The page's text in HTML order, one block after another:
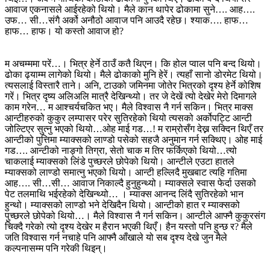
आवाज एकनासले आईरहेको थियो। मैले कान थापेर ढोकामा सुने…. आह….
उफ… सी…संगै अर्को अनौठो आवाज पनि आउदै रहेछ। श्याक…. हाफ…
हाफ… हाफ। यो कस्तो आवाज हो?
म अचम्ममा परें…। भित्र हेर्ने ठाउँ कतै थिएन। कि होल प्वाल पनि बन्द थियो।
ढोका ढ्याम्म लागेको थियो। मैले ढोकाको मुनि हेरें। त्यहाँ सानो डोरमेट थियो।
त्यसलाई विस्तारै ताने। अनि, टाउको जमिनमा जोतेर भित्रको दृश्य हेर्ने कोशिष
गरें। भित्र दृष्य अलिअलि मात्रै देखिन्थ्यो। तर जे देखें त्यो देखेर मेरो दिमागले
काम गरेन… म आश्चर्यचकित भए। मैले विश्वास नै गर्न सकिन। भित्र माक्स
आन्टीहरुको कुकुर लम्पासर परेर सुतिरहेको थियो त्यसको अर्कोपट्टि आन्टी
जोल्टिएर सुत्नु भएको थियो…ओह माई गड…! म राम्रोसँग देख्न सक्दिन थिएँ तर
आन्टीको पुत्तिमा म्याक्सको लाण्डो पसेको सहजै अनुमान गर्न सक्थिए। ओह माई
गड…. आन्टीको नाङ्गो तिग्रा, सेतो चाक म तिर फर्किएको थियो…त्यो
चाकलाई म्याक्सको लिंडे पुच्छरले छोपेको थियो। आन्टीले एउटा हातले
म्याक्सको लाण्डो समात्नु भएको थियो। आन्टी हल्लिदै मुखबाट त्यहि गतिमा
आह…. सी…सी… आवाज निकाल्दै हुनुहुन्थ्यो। म्याक्सले स्वास फेर्दा उसको
पेट तलमाथि भईरहेको देखिन्थ्यो… । म्याक्स आनन्द लिंदै सुतिरहेको भान
हुन्थो। म्याक्सको लाण्डो भने देखिदैन थियो। आन्टीको हात र म्याक्सको
पुच्छरले छोपेको थियो…। मैले विश्वास नै गर्न सकिन। आन्टीले आफ्नै कुकुरसंग
चिक्दै गरेको त्यो दृश्य देखेर म हैरान भएकी थिएँ। हैन यस्तो पनि हुन्छ र? मैले
जति विश्वास गर्न नचाहे पनि आफ्नै आँखाले यो सब दृश्य देखे जुन मैले
कल्पनासम्म पनि गरेकी थिइन्।